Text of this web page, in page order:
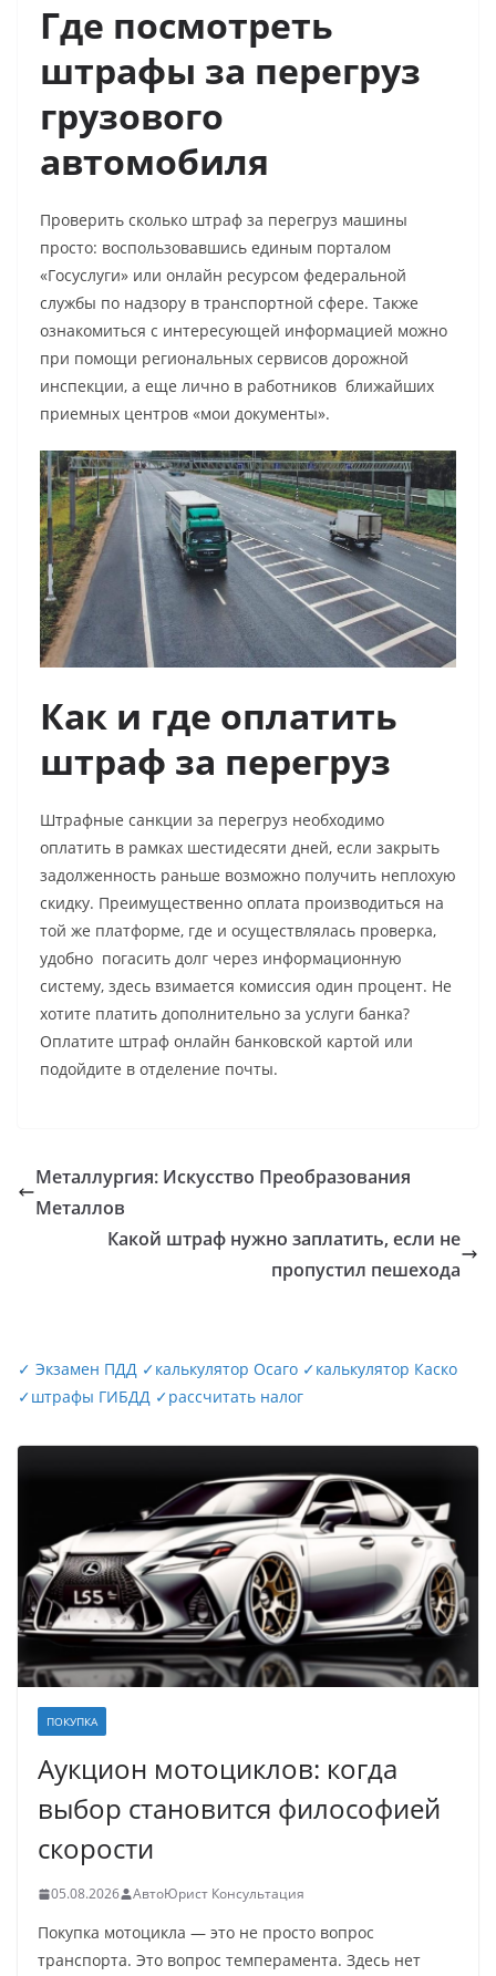
Где посмотреть
штрафы за перегруз
грузового
автомобиля
Проверить сколько штраф за перегруз машины
просто: воспользовавшись единым порталом
«Госуслуги» или онлайн ресурсом федеральной
службы по надзору в транспортной сфере. Также
ознакомиться с интересующей информацией можно
при помощи региональных сервисов дорожной
инспекции, а еще лично в работников ближайших
приемных центров «мои документы».
Как и где оплатить
штраф за перегруз
Штрафные санкции за перегруз необходимо
оплатить в рамках шестидесяти дней, если закрыть
задолженность раньше возможно получить неплохую
скидку. Преимущественно оплата производиться на
той же платформе, где и осуществлялась проверка,
удобно погасить долг через информационную
систему, здесь взимается комиссия один процент. Не
хотите платить дополнительно за услуги банка?
Оплатите штраф онлайн банковской картой или
подойдите в отделение почты.
Металлургия: Искусство Преобразования
Металлов
Какой штраф нужно заплатить, если не
пропустил пешехода
✓ Экзамен ПДД ✓калькулятор Осаго ✓калькулятор Каско
✓штрафы ГИБДД ✓рассчитать налог
ПОКУПКА
Аукцион мотоциклов: когда
выбор становится философией
скорости
05.08.2026 АвтоЮрист Консультация
Покупка мотоцикла — это не просто вопрос
транспорта. Это вопрос темперамента. Здесь нет